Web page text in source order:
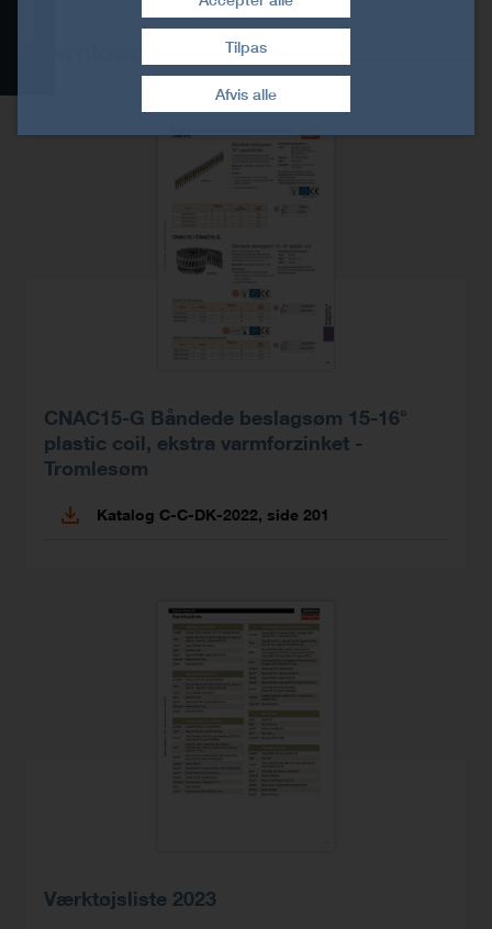
CNAC15-G Båndede beslagsøm 15-16°
plastic coil, ekstra varmforzinket -
Tromlesøm
Katalog C-C-DK-2022, side 201
Værktøjsliste 2023
Afvis alle
Træk samtykke tilbage
Tilpas